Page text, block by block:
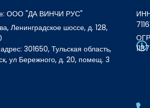
ООО "ДА ВИНЧИ РУС"
Ленинградское шоссе, д. 128,
301650, Тульская область,
ул Бережного, д. 20, помещ. 3